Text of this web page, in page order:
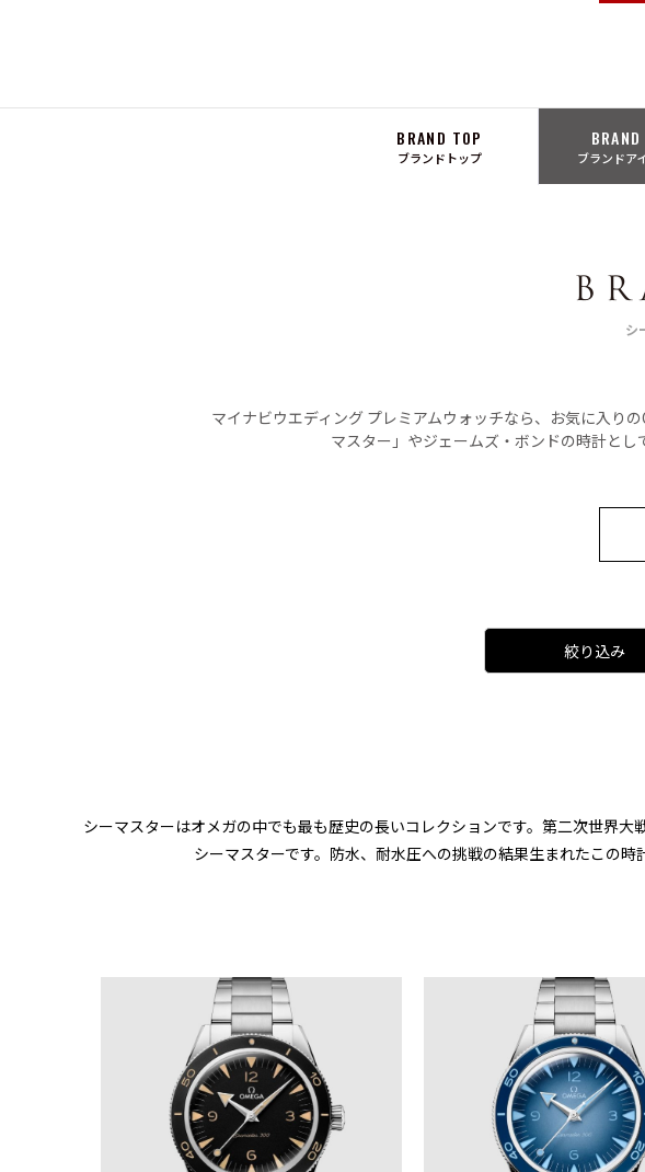
BRAND TOP
ブランドトップ ブランドア
シ
マイナビウエディング プレミアムウォッチなら、お気に入り
マスター」やジェームズ・ボンドの時計とし
絞り込み
シーマスターはオメガの中でも最も歴史の長いコレクションです。第二次世界
シーマスターです。防水、耐水圧への挑戦の結果生まれたこの